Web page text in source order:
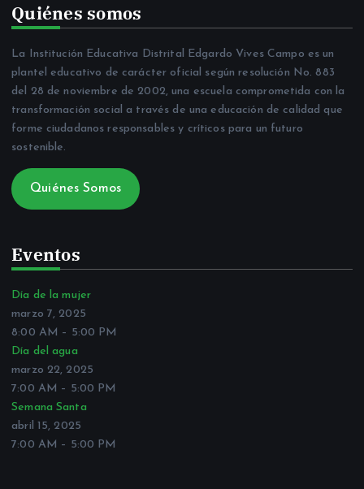
Quiénes somos
La Institución Educativa Distrital Edgardo Vives Campo es un
plantel educativo de carácter oficial según resolución No. 883
del 28 de noviembre de 2002, una escuela comprometida con la
transformación social a través de una educación de calidad que
forme ciudadanos responsables y críticos para un futuro
sostenible.
Quiénes Somos
Eventos
Día de la mujer
marzo 7, 2025
8:00 AM – 5:00 PM
Día del agua
marzo 22, 2025
7:00 AM – 5:00 PM
Semana Santa
abril 15, 2025
7:00 AM – 5:00 PM